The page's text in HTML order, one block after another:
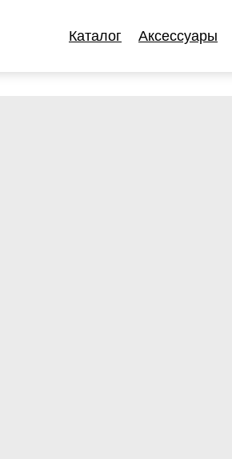
Каталог Аксессуары
Каталог Аксессуары